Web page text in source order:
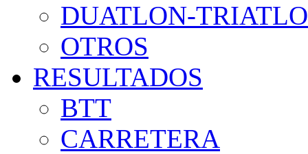
DUATLON-
OTROS
RESULTADOS
BTT
CARRETERA